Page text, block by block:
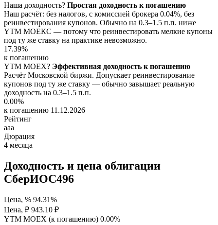
Наша доходность? Простая доходность к погашению
Наш расчёт: без налогов, с комиссией брокера 0.04%, без
реинвестирования купонов. Обычно на 0.3–1.5 п.п. ниже
YTM МОЕКС — потому что реинвестировать мелкие купоны
под ту же ставку на практике невозможно.
17.39%
к погашению
YTM MOEX? Эффективная доходность к погашению
Расчёт Московской биржи. Допускает реинвестирование
купонов под ту же ставку — обычно завышает реальную
доходность на 0.3–1.5 п.п.
0.00%
к погашению 11.12.2026
Рейтинг
aaa
Дюрация
4 месяца
Доходность и цена облигации
СберИОС496
Цена, % 94.31%
Цена, ₽ 943.10 ₽
YTM MOEX (к погашению) 0.00%